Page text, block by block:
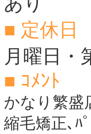
■ 定休日
月曜日・
■ ｺﾒﾝﾄ
かなり繁盛
縮毛矯正､ﾊ